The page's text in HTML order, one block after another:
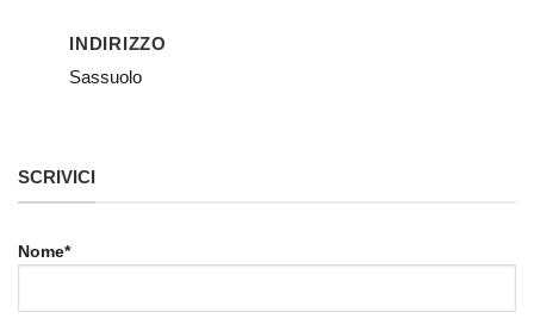
INDIRIZZO
Sassuolo
SCRIVICI
Nome*